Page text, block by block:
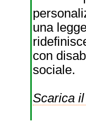
una
con
sociale.
Scarica